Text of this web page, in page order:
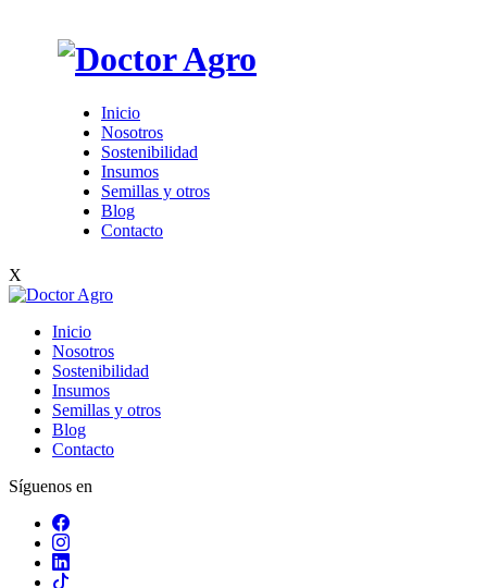
Inicio
Nosotros
Sostenibilidad
Insumos
Semillas y otros
Blog
Contacto
X
Inicio
Nosotros
Sostenibilidad
Insumos
Semillas y otros
Blog
Contacto
Síguenos en